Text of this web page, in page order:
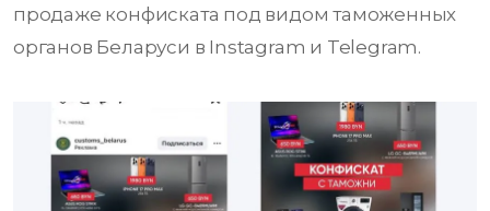
продаже конфиската под видом таможенных
органов Беларуси в Instagram и Telegram.